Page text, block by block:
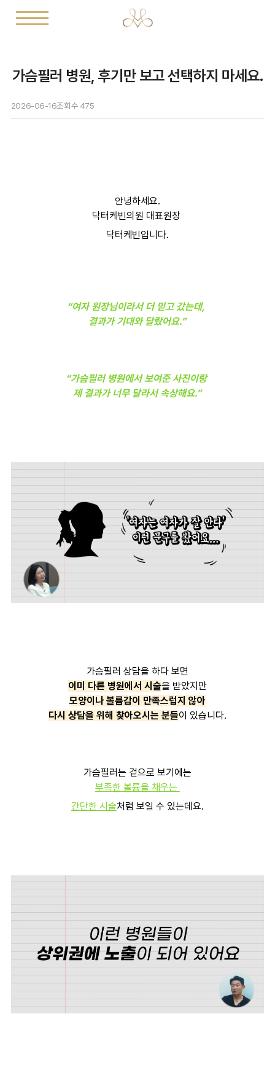
가슴필러 병원, 후기만 보고 선택하지 마세요.
2026-06-16조회수 475
안녕하세요.
닥터케빈의원 대표원장
닥터케빈입니다.
“여자 원장님이라서 더 믿고 갔는데,
결과가 기대와 달랐어요.”
“가슴필러 병원에서 보여준 사진이랑
제 결과가 너무 달라서 속상해요.”
가슴필러 상담을 하다 보면
이미 다른 병원에서 시술을 받았지만
모양이나 볼륨감이 만족스럽지 않아
다시 상담을 위해 찾아오시는 분들이 있습니다.
가슴필러는 겉으로 보기에는
부족한 볼륨을 채우는
간단한 시술처럼 보일 수 있는데요.